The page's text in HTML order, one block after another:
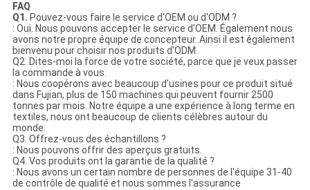
FAQ
Q1. Pouvez-vous faire le service d'OEM ou d'ODM ?
: Oui. Nous pouvons accepter le service d'OEM. Également nous
avons notre propre équipe de concepteur. Ainsi il est également
bienvenu pour choisir nos produits d'ODM.
Q2. Dites-moi la force de votre société, parce que je veux passer
la commande à vous.
: Nous coopérons avec beaucoup d'usines pour ce produit situé
dans Fujian, plus de 150 machines qui peuvent fournir 2500
tonnes par mois. Notre équipe a une expérience à long terme en
textiles, nous ont beaucoup de clients célèbres autour du
monde.
Q3. Offrez-vous des échantillons ?
: Nous pouvons offrir des aperçus gratuits.
Q4. Vos produits ont la garantie de la qualité ?
: Nous avons un certain nombre de personnes de l'équipe 31-40
de contrôle de qualité et nous sommes l'assurance